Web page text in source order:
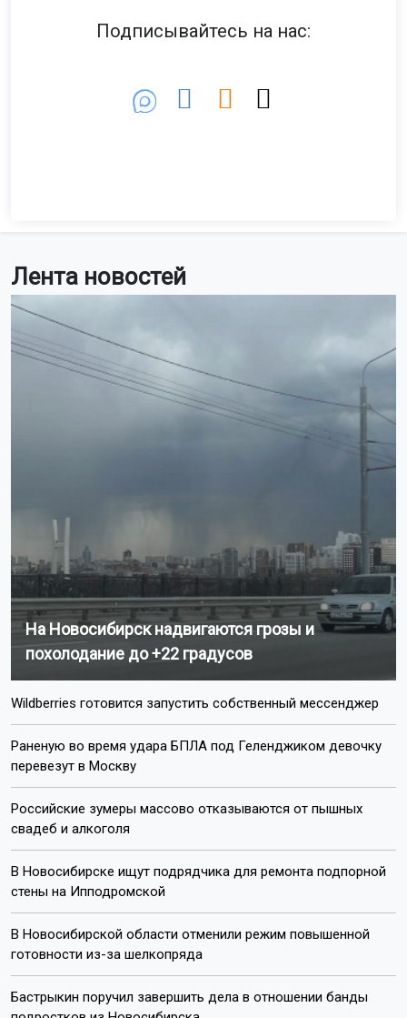
Лента новостей
На Новосибирск надвигаются грозы и
похолодание до +22 градусов
Wildberries готовится запустить собственный мессенджер
Раненую во время удара БПЛА под Геленджиком девочку
перевезут в Москву
Российские зумеры массово отказываются от пышных
свадеб и алкоголя
В Новосибирске ищут подрядчика для ремонта подпорной
стены на Ипподромской
В Новосибирской области отменили режим повышенной
готовности из-за шелкопряда
Бастрыкин поручил завершить дела в отношении банды
Подписывайтесь на нас: